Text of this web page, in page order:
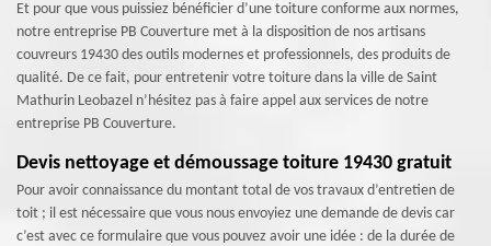
Et pour que vous puissiez bénéficier d’une toiture conforme aux normes,
notre entreprise PB Couverture met à la disposition de nos artisans
couvreurs 19430 des outils modernes et professionnels, des produits de
qualité. De ce fait, pour entretenir votre toiture dans la ville de Saint
Mathurin Leobazel n’hésitez pas à faire appel aux services de notre
entreprise PB Couverture.
Devis nettoyage et démoussage toiture 19430 gratuit
Pour avoir connaissance du montant total de vos travaux d’entretien de
toit ; il est nécessaire que vous nous envoyiez une demande de devis car
c’est avec ce formulaire que vous pouvez avoir une idée : de la durée de